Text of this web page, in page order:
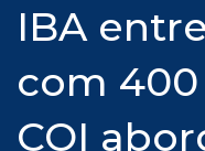
IBA
com
COI